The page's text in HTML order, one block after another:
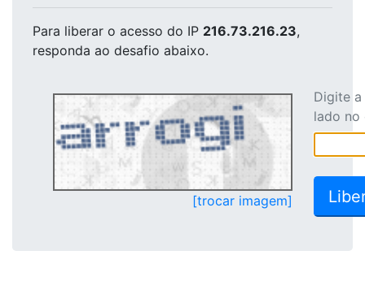
Para liberar o acesso do IP 216.73.216.23,
responda ao desafio abaixo.
[trocar imagem]
Digite
lado no